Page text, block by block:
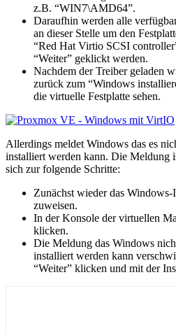
z.B. “WIN7\AMD64”.
Daraufhin werden alle
an dieser Stelle um den
“Red Hat Virtio SCSI
“Weiter” geklickt werden.
Nachdem der Treiber geladen
zurück zum “Windows
die virtuelle Festplatte sehen.
Allerdings meldet Windows das es
installiert werden kann. Die Meldung
sich zur folgende Schritte:
Zunächst wieder das
zuweisen.
In der Konsole der virtuellen
klicken.
Die Meldung das Windows
installiert werden kann
“Weiter” klicken und mit der